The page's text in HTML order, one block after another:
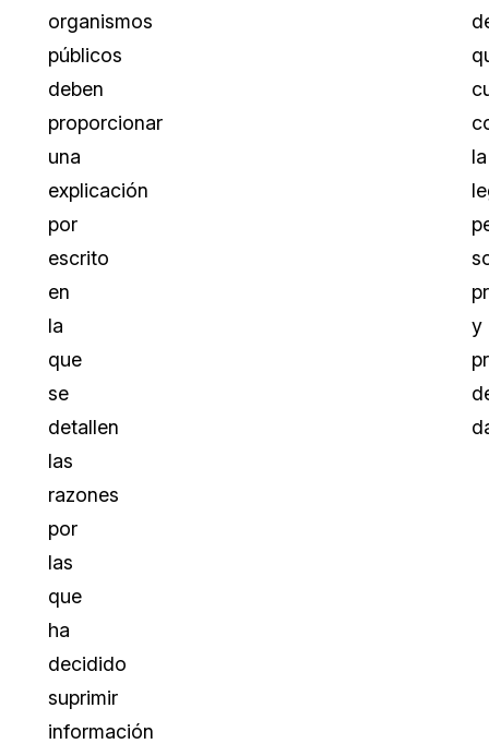
organismos
públicos
deben
proporcionar
una
explicación
por
escrito
en
la
que
se
detallen
las
razones
por
las
que
ha
decidido
suprimir
información
la
y